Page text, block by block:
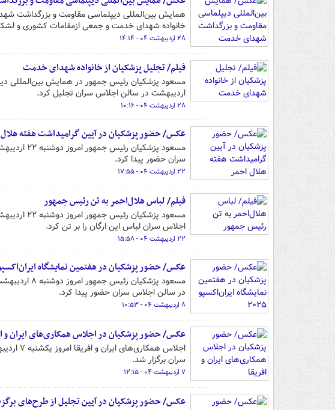
همایش بین‌المللی دیپلماسی مقاومت و بزرگداشت
خانواده شهدای خدمت و جمعی ازمقامات کشوری و
۲۸ اردیبهشت ۰۴ - ۱۴:۱۴
فیلم/ تجلیل پزشکیان از خانواده شهدای خدمت
مسعود پزشکیان رئیس جمهور در همایش بین‌المللی
اردیبهشت در سالن اجلاس سران تجلیل کرد.
۲۸ اردیبهشت ۰۴ - ۱۰:۱۶
عکس/ حضور پزشکیان در آیین گرامیداشت هفته
سران حضور پیدا کرد.
۲۲ اردیبهشت ۰۴ - ۱۷:۵۵
فیلم/ لباس هلال‌احمر به تن رئیس جمهور
اجلاس سران لباس این ارگان را بر تن کرد.
۲۲ اردیبهشت ۰۴ - ۱۵:۵۸
عکس/ حضور پزشکیان در هفتمین نمایشگاه ایران‌اکسپو
در سالن اجلاس سران حضور پیدا کرد.
۸ اردیبهشت ۰۴ - ۱۰:۵۳
عکس/ حضور پزشکیان در اجلاس همکاری‌های ایران و
سران برگزار شد.
۷ اردیبهشت ۰۴ - ۱۲:۱۵
عکس/ حضور پزشکیان در آیین تجلیل از طرح‌های